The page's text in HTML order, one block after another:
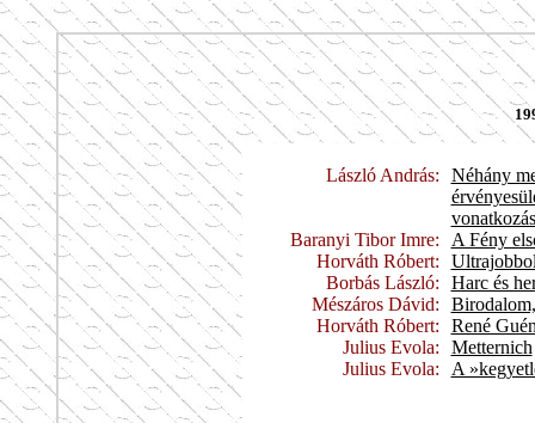
László András:
Néhány
Baranyi Tibor Imre:
A Fény
Horváth Róbert:
Borbás László:
Harc és
Mészáros Dávid:
Horváth Róbert:
René
Julius Evola:
Metternich
Julius Evola:
A